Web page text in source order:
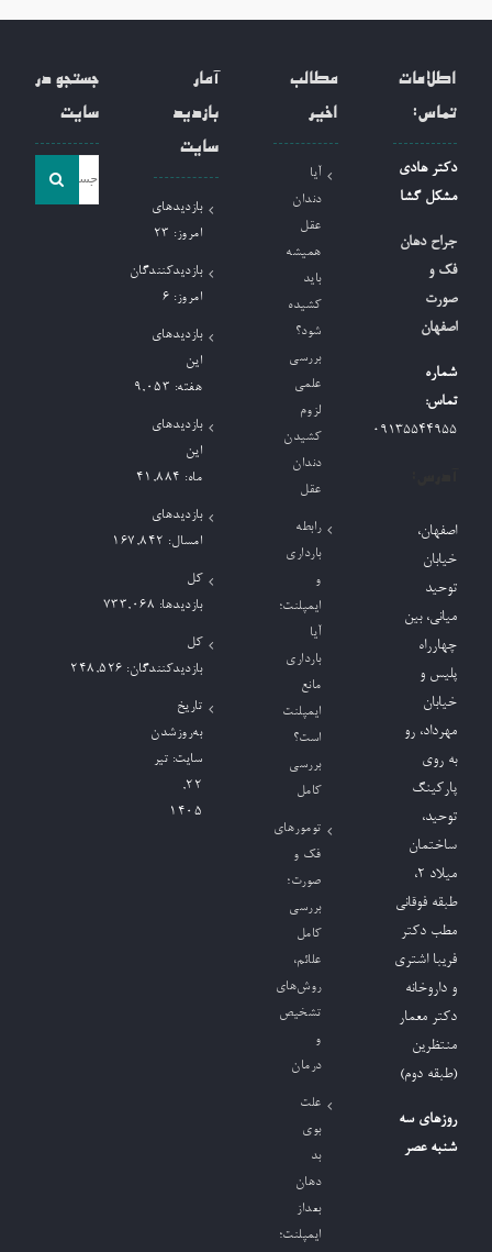
اطلاعات
تماس:
دکتر هادی
مشکل گشا
جراح دهان
فک و
صورت
اصفهان
شماره
تماس:
09135544955
اصفهان،
خیابان
توحید
میانی، بین
چهارراه
پلیس و
خیابان
مهرداد، رو
به روی
پارکینگ
توحید،
ساختمان
میلاد ٢،
طبقه فوقانی
مطب دکتر
فریبا اشتری
و داروخانه
دکتر معمار
منتظرین
(طبقه دوم)
روزهای سه
شنبه عصر
مطالب
اخیر
آیا
دندان
عقل
همیشه
باید
کشیده
شود؟
بررسی
علمی
لزوم
کشیدن
دندان
عقل
رابطه
بارداری
و
ایمپلنت؛
آیا
بارداری
مانع
ایمپلنت
است؟
بررسی
کامل
تومورهای
فک و
صورت؛
بررسی
کامل
علائم،
روش‌های
تشخیص
و
درمان
علت
بوی
بد
دهان
بعداز
ایمپلنت؛
آمار
بازدید
سایت
بازدیدهای
امروز: 23
بازدیدکنندگان
امروز: 6
بازدیدهای
این
هفته: 9,053
بازدیدهای
این
ماه: 41,884
بازدیدهای
امسال: 167,842
کل
بازدیدها: 733,068
کل
بازدیدکنند‌گان: 248,526
تاریخ
به‌روزشدن
سایت: تیر
۲۲,
۱۴۰۵
جستجو در
سایت